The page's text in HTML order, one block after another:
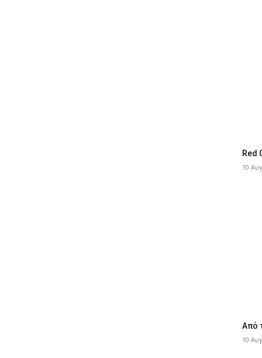
Red
10
Από
10